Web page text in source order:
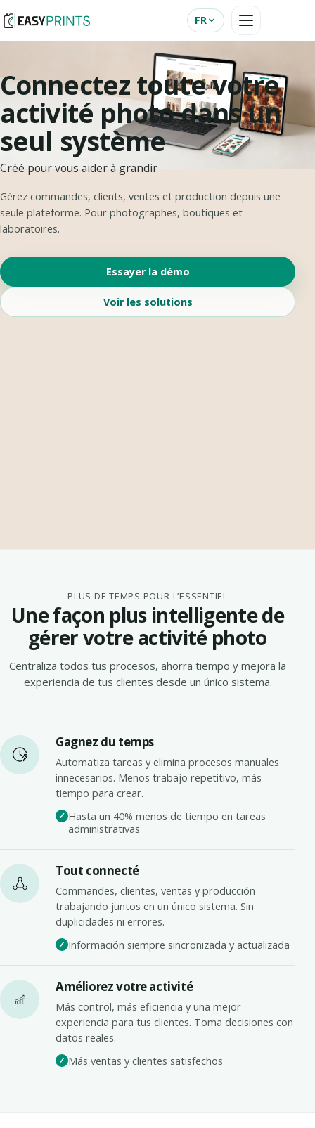
FR
Connectez toute votre
activité photo dans un
seul système
Créé pour vous aider à grandir
Gérez commandes, clients, ventes et production depuis une
seule plateforme. Pour photographes, boutiques et
laboratoires.
Essayer la démo
Voir les solutions
PLUS DE TEMPS POUR L’ESSENTIEL
Une façon plus intelligente de
gérer votre activité photo
Centraliza todos tus procesos, ahorra tiempo y mejora la
experiencia de tus clientes desde un único sistema.
Gagnez du temps
Automatiza tareas y elimina procesos manuales
innecesarios. Menos trabajo repetitivo, más
tiempo para crear.
Hasta un 40% menos de tiempo en tareas
administrativas
Tout connecté
Commandes, clientes, ventas y producción
trabajando juntos en un único sistema. Sin
duplicidades ni errores.
Información siempre sincronizada y actualizada
Améliorez votre activité
Más control, más eficiencia y una mejor
experiencia para tus clientes. Toma decisiones con
datos reales.
Más ventas y clientes satisfechos